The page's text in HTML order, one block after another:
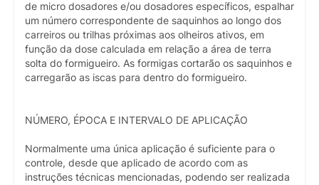
de micro dosadores e/ou dosadores específicos, espalhar
um número correspondente de saquinhos ao longo dos
carreiros ou trilhas próximas aos olheiros ativos, em
função da dose calculada em relação a área de terra
solta do formigueiro. As formigas cortarão os saquinhos e
carregarão as iscas para dentro do formigueiro.
NÚMERO, ÉPOCA E INTERVALO DE APLICAÇÃO
Normalmente uma única aplicação é suficiente para o
controle, desde que aplicado de acordo com as
instruções técnicas mencionadas, podendo ser realizada